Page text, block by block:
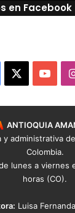
en Facebook
ANTIOQUIA
y administrativa
Colombia.
lunes a viernes
horas (CO).
Luisa